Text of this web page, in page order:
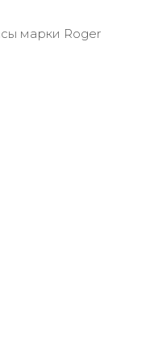
марки Roger